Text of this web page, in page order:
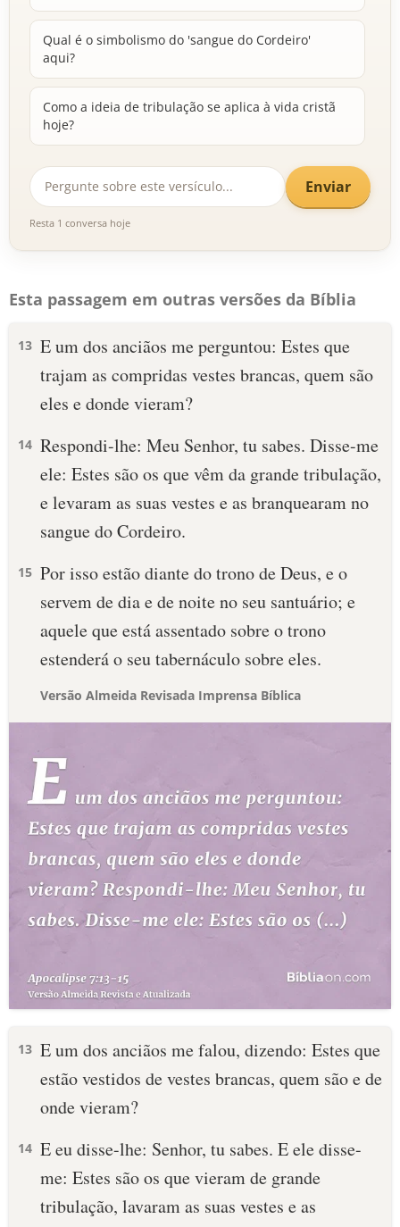
Qual é o simbolismo do 'sangue do Cordeiro'
aqui?
Como a ideia de tribulação se aplica à vida cristã
hoje?
Enviar
Resta 1 conversa hoje
Esta passagem em outras versões da Bíblia
13 E um dos anciãos me perguntou: Estes que
trajam as compridas vestes brancas, quem são
eles e donde vieram?
14 Respondi-lhe: Meu Senhor, tu sabes. Disse-me
ele: Estes são os que vêm da grande tribulação,
e levaram as suas vestes e as branquearam no
sangue do Cordeiro.
15 Por isso estão diante do trono de Deus, e o
servem de dia e de noite no seu santuário; e
aquele que está assentado sobre o trono
estenderá o seu tabernáculo sobre eles.
Versão Almeida Revisada Imprensa Bíblica
13 E um dos anciãos me falou, dizendo: Estes que
estão vestidos de vestes brancas, quem são e de
onde vieram?
14 E eu disse-lhe: Senhor, tu sabes. E ele disse-
me: Estes são os que vieram de grande
tribulação, lavaram as suas vestes e as